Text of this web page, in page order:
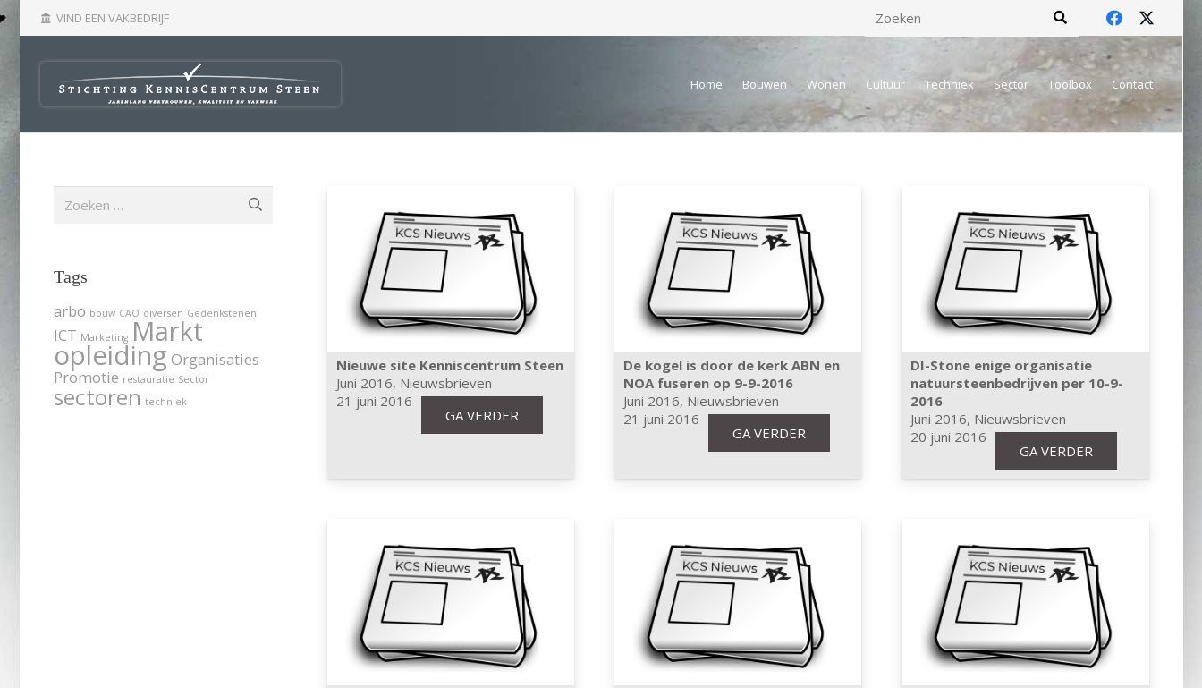
account_balance VIND EEN VAKBEDRIJF
Home Bouwen Wonen Cultuur Techniek Sector Toolbox Contact
Nieuwe site Kenniscentrum Steen
Juni 2016, Nieuwsbrieven
21 juni 2016
GA VERDER
De kogel is door de kerk ABN en
NOA fuseren op 9-9-2016
Juni 2016, Nieuwsbrieven
21 juni 2016
GA VERDER
DI-Stone enige organisatie
natuursteenbedrijven per 10-9-
2016
Juni 2016, Nieuwsbrieven
20 juni 2016
GA VERDER
naar:
Tags
arbo bouw CAO diversen Gedenkstenen
ICT Marketing Markt
opleiding Organisaties
Promotie restauratie Sector
sectoren techniek